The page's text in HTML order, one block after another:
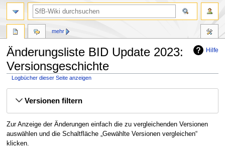
Hilfe
Änderungsliste BID Update 2023:
Versionsgeschichte
Logbücher dieser Seite anzeigen
Navigation
springen
Suche
springen
Versionen filtern
Zur Anzeige der Änderungen einfach die zu vergleichenden Versionen
auswählen und die Schaltfläche „Gewählte Versionen vergleichen“
klicken.
mehr